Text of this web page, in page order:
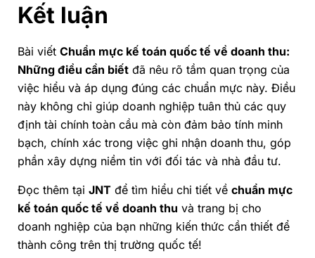
Kết luận
Bài viết Chuẩn mực kế toán quốc tế về doanh thu:
Những điều cần biết đã nêu rõ tầm quan trọng của
việc hiểu và áp dụng đúng các chuẩn mực này. Điều
này không chỉ giúp doanh nghiệp tuân thủ các quy
định tài chính toàn cầu mà còn đảm bảo tính minh
bạch, chính xác trong việc ghi nhận doanh thu, góp
phần xây dựng niềm tin với đối tác và nhà đầu tư.
Đọc thêm tại JNT để tìm hiểu chi tiết về chuẩn mực
kế toán quốc tế về doanh thu và trang bị cho
doanh nghiệp của bạn những kiến thức cần thiết để
thành công trên thị trường quốc tế!